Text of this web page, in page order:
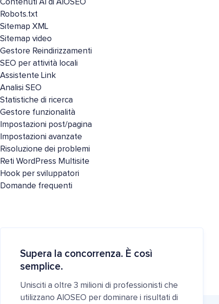
Contenuti AI di AIOSEO
Robots.txt
Sitemap XML
Sitemap video
Gestore Reindirizzamenti
SEO per attività locali
Assistente Link
Analisi SEO
Statistiche di ricerca
Gestore funzionalità
Impostazioni post/pagina
Impostazioni avanzate
Risoluzione dei problemi
Reti WordPress Multisite
Hook per sviluppatori
Domande frequenti
Supera la concorrenza. È così
semplice.
Unisciti a oltre 3 milioni di professionisti che
utilizzano AIOSEO per dominare i risultati di